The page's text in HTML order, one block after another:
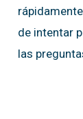
de intentar
las